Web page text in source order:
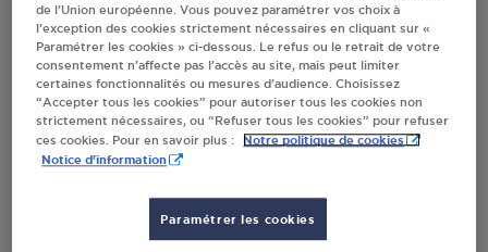
Villes
SAVEUR DU TEIL HUIT A HUIT SAINT-
GERMAIN-DU-TEIL
DU GENDARME MERLE
S'Y RENDRE
de l’Union européenne. Vous pouvez paramétrer vos choix à
l’exception des cookies strictement nécessaires en cliquant sur «
Paramétrer les cookies » ci-dessous. Le refus ou le retrait de votre
consentement n’affecte pas l’accès au site, mais peut limiter
certaines fonctionnalités ou mesures d’audience. Choisissez
“Accepter tous les cookies” pour autoriser tous les cookies non
strictement nécessaires, ou “Refuser tous les cookies” pour refuser
ces cookies. Pour en savoir plus :
Notre politique de cookies
Notice d'information
Paramétrer les cookies